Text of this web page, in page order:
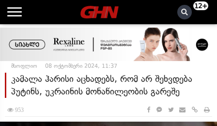
12+
მსოფლიო 08 ოქტომბერი 2024, 11:37
კამალა ჰარისი აცხადებს, რომ არ შეხვდება
პუტინს, უკრაინის მონაწილეობის გარეშე
953